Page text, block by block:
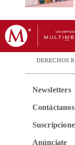
DERECHOS
Newsletters
Contáctanos
Anúnciate